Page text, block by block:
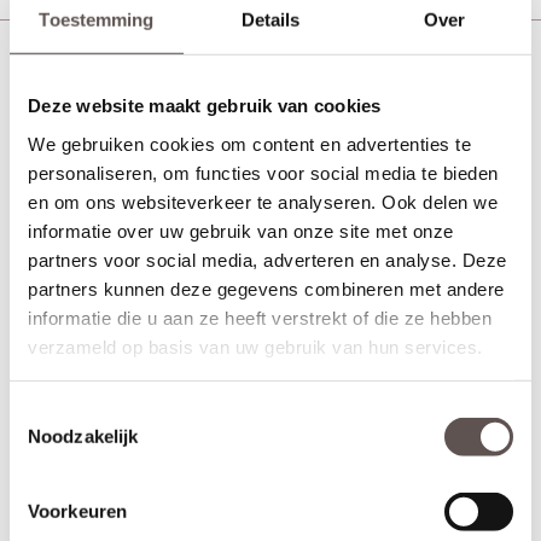
Toestemming Details Over
Deze website maakt gebruik van cookies
We gebruiken cookies om content en advertenties te
personaliseren, om functies voor social media te bieden
en om ons websiteverkeer te analyseren. Ook delen we
informatie over uw gebruik van onze site met onze
partners voor social media, adverteren en analyse. Deze
partners kunnen deze gegevens combineren met andere
informatie die u aan ze heeft verstrekt of die ze hebben
verzameld op basis van uw gebruik van hun services.
Noodzakelijk
Voorkeuren
Deurbeslag Veralux s2 Anti Kerntrek Kruk Kruk